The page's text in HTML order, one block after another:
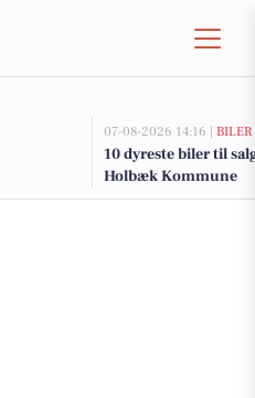
07-08-2026 14:16 | BILER
10 dyreste biler til
Holbæk Kommune